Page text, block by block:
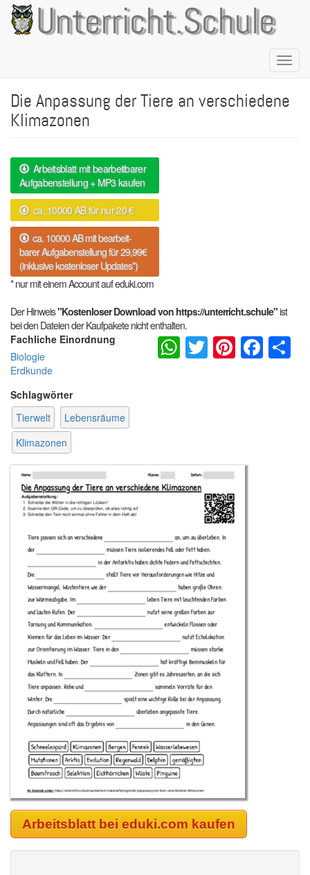
Direkt
zum
Inhalt
Unterricht.Schule
Die Anpassung der Tiere an verschiedene
Klimazonen
Arbeitsblatt mit bearbeitbarer
Aufgabenstellung + MP3 kaufen
ca. 10000 AB für nur 20 €
ca. 10000 AB mit bearbeit-
barer Aufgabenstellung für 29,99€
(inklusive kostenloser Updates*)
* nur mit einem Account auf eduki.com
Der Hinweis"Kostenloser Download von https://unterricht.schule"ist
bei den Dateien der Kaufpakete nicht enthalten.
Fachliche Einordnung
Biologie
Erdkunde
Schlagwörter
Tierwelt
Lebensräume
Klimazonen
WhatsApp
Twitter
Arbeitsblatt bei eduki.com kaufen